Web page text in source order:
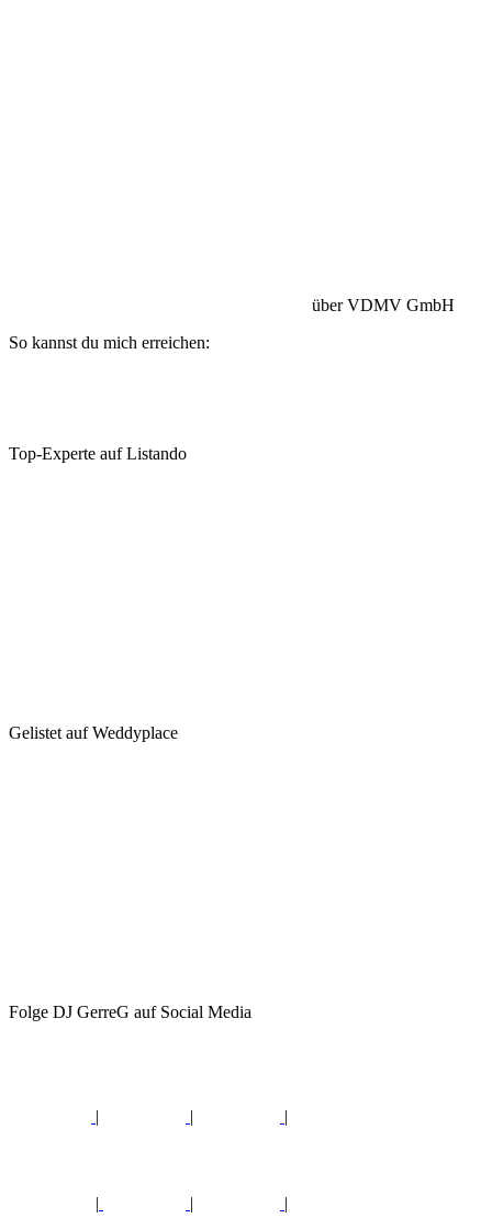
über VDMV GmbH
So kannst du mich erreichen:
Top-Experte auf Listando
Gelistet auf Weddyplace
Folge DJ GerreG auf Social Media
| | |
| |
|